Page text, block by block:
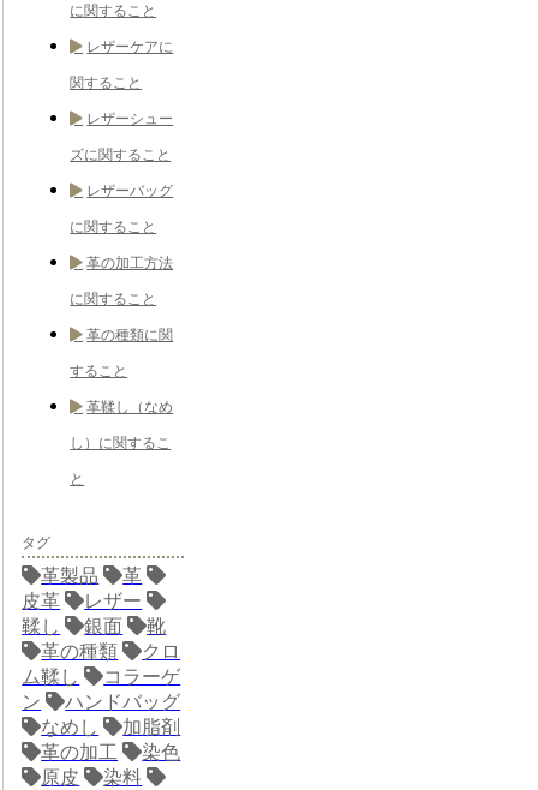
に関すること
レザーケアに
関すること
レザーシュー
ズに関すること
レザーバッグ
に関すること
革の加工方法
に関すること
革の種類に関
すること
革鞣し（なめ
し）に関するこ
と
タグ
革製品
革
皮革
レザー
鞣し
銀面
靴
革の種類
クロ
ム鞣し
コラーゲ
ン
ハンドバッグ
なめし
加脂剤
革の加工
染色
原皮
染料